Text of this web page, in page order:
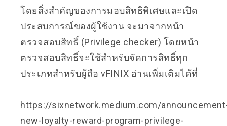
โดยสิ่งสำคัญของการมอบสิทธิพิเศษและเปิด
ประสบการณ์ของผู้ใช้งาน จะมาจากหน้า
ตรวจสอบสิทธิ์ (Privilege checker) โดยหน้า
ตรวจสอบสิทธิ์จะใช้สำหรับจัดการสิทธิ์ทุก
ประเภทสำหรับผู้ถือ vFINIX อ่านเพิ่มเติมได้ที่
https://sixnetwork.medium.com/
new-loyalty-reward-program-privilege-